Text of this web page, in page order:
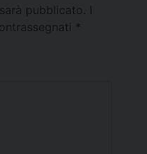
pubblicato.
*